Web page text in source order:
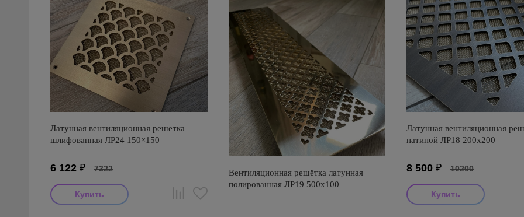
Латунная вентиляционная решетка
шлифованная ЛР24 150×150
6 122 ₽ 7322
Вентиляционная решётка латунная
полированная ЛР19 500х100
Латунная вентиляционная
патиной ЛР18 200х200
8 500 ₽ 10200